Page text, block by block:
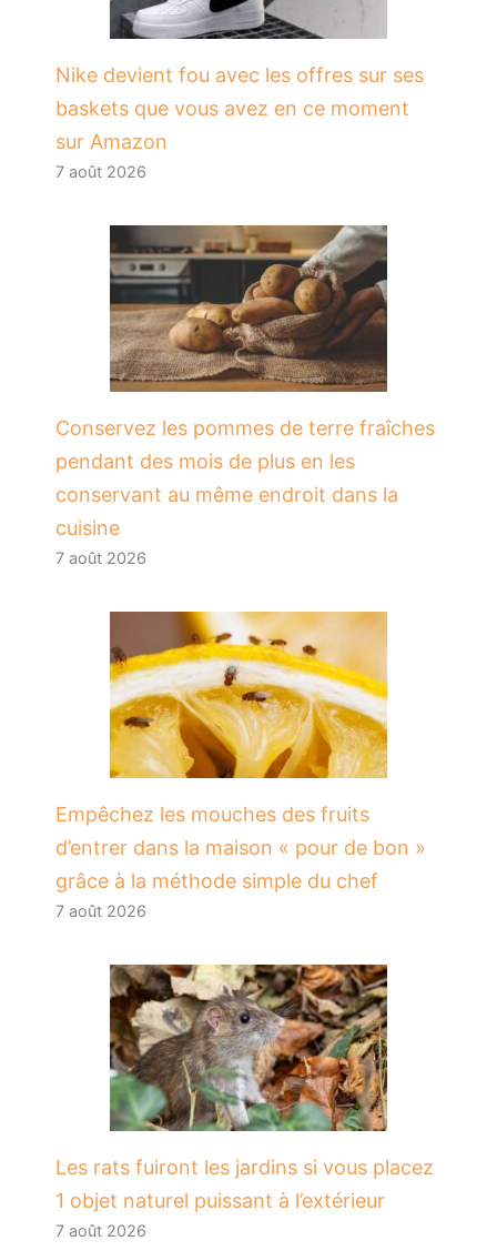
Nike devient fou avec les offres sur ses
baskets que vous avez en ce moment
sur Amazon
7 août 2026
Conservez les pommes de terre fraîches
pendant des mois de plus en les
conservant au même endroit dans la
cuisine
7 août 2026
​Empêchez les mouches des fruits
d’entrer dans la maison « pour de bon »
grâce à la méthode simple du chef
7 août 2026
Les rats fuiront les jardins si vous placez
1 objet naturel puissant à l’extérieur
7 août 2026